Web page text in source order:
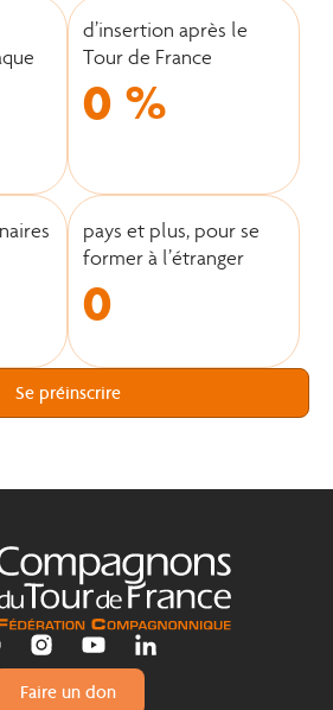
d’insertion après le
Tour de France
0 %
pays et plus, pour se
former à l’étranger
0
Se préinscrire
Faire un don